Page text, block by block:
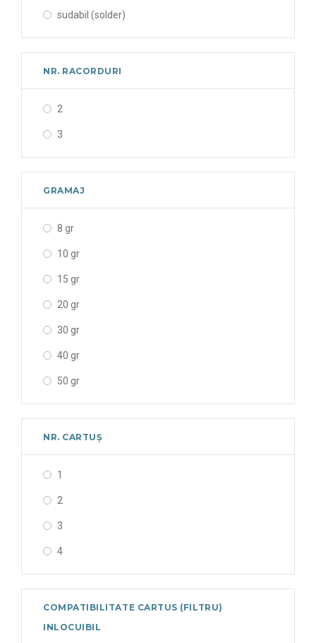
sudabil (solder)
NR. RACORDURI
2
3
GRAMAJ
8 gr
10 gr
15 gr
20 gr
30 gr
40 gr
50 gr
NR. CARTUȘ
1
2
3
4
COMPATIBILITATE CARTUS (FILTRU)
INLOCUIBIL